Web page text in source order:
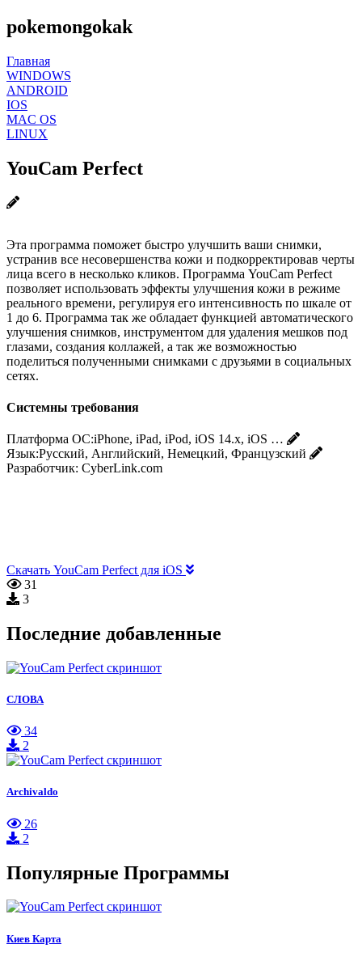
pokemongokak
Главная
WINDOWS
ANDROID
IOS
MAC OS
LINUX
YouCam Perfect
Эта программа поможет быстро улучшить ваши снимки,
устранив все несовершенства кожи и подкорректировав черты
лица всего в несколько кликов. Программа YouCam Perfect
позволяет использовать эффекты улучшения кожи в режиме
реального времени, регулируя его интенсивность по шкале от
1 до 6. Программа так же обладает функцией автоматического
улучшения снимков, инструментом для удаления мешков под
глазами, создания коллажей, а так же возможностью
поделиться полученными снимками с друзьями в социальных
сетях.
Системны требования
Платформа ОС:iPhone, iPad, iPod, iOS 14.x, iOS …
Язык:Русский, Английский, Немецкий, Французский
Разработчик: CyberLink.com
Скачать YouCam Perfect для iOS
31
3
Последние добавленные
СЛОВА
34
2
Archivaldo
26
2
Популярные Программы
Киев Карта